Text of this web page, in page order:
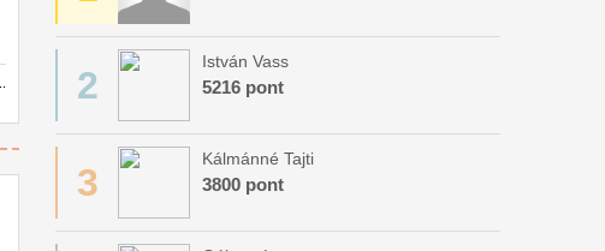
2
István Vass
5216 pont
3
Kálmánné Tajti
3800 pont